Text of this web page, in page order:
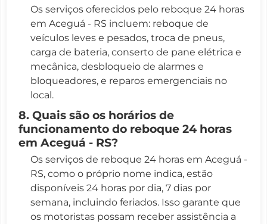
Os serviços oferecidos pelo reboque 24 horas
em Aceguá - RS incluem: reboque de
veículos leves e pesados, troca de pneus,
carga de bateria, conserto de pane elétrica e
mecânica, desbloqueio de alarmes e
bloqueadores, e reparos emergenciais no
local.
8. Quais são os horários de
funcionamento do reboque 24 horas
em Aceguá - RS?
Os serviços de reboque 24 horas em Aceguá -
RS, como o próprio nome indica, estão
disponíveis 24 horas por dia, 7 dias por
semana, incluindo feriados. Isso garante que
os motoristas possam receber assistência a